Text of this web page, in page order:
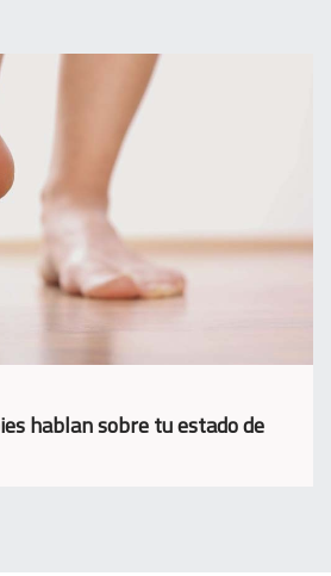
hablan sobre tu estado de